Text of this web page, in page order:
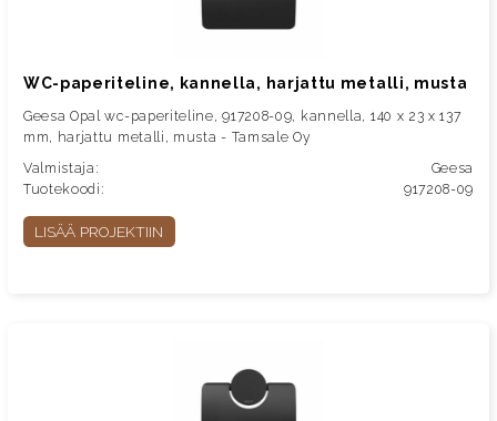
WC-paperiteline, kannella, harjattu metalli, musta
Geesa Opal wc-paperiteline, 917208-09, kannella, 140 x 23 x 137
mm, harjattu metalli, musta - Tamsale Oy
Valmistaja:
Geesa
Tuotekoodi:
917208-09
LISÄÄ PROJEKTIIN